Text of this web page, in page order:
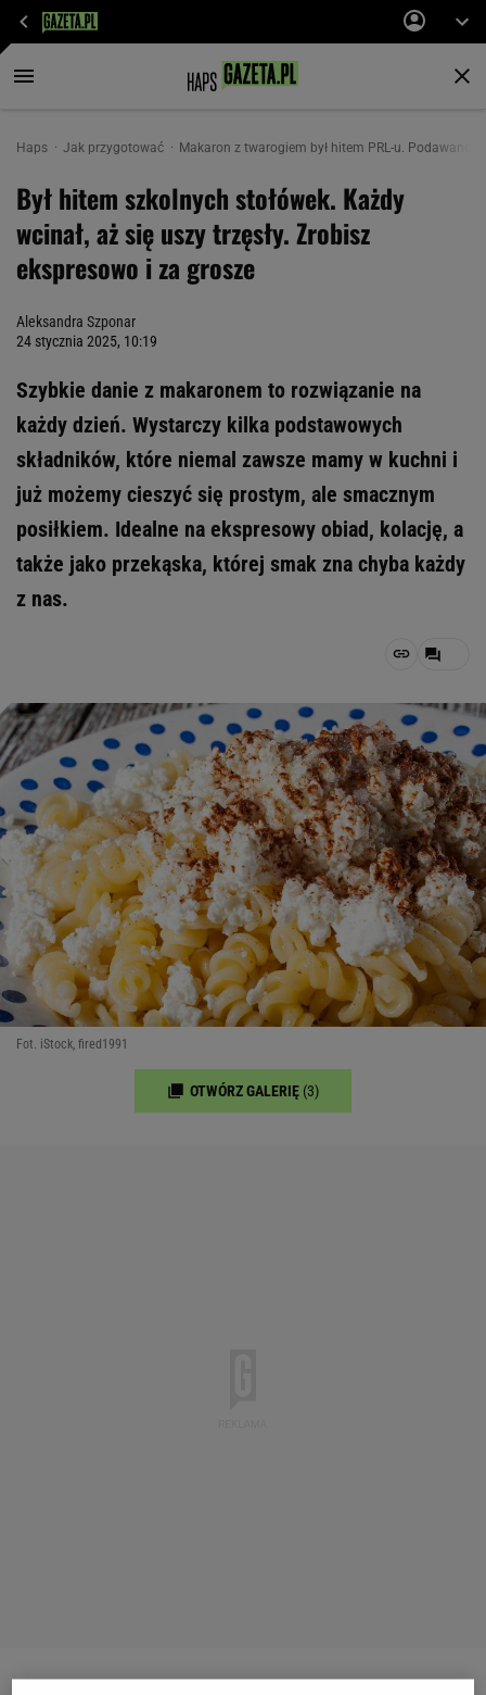
Haps Jak przygotować Makaron z twarogiem był hitem PRL-u. Podawano
Był hitem szkolnych stołówek. Każdy
wcinał, aż się uszy trzęsły. Zrobisz
ekspresowo i za grosze
Aleksandra Szponar
24 stycznia 2025, 10:19
Szybkie danie z makaronem to rozwiązanie na
każdy dzień. Wystarczy kilka podstawowych
składników, które niemal zawsze mamy w kuchni i
już możemy cieszyć się prostym, ale smacznym
posiłkiem. Idealne na ekspresowy obiad, kolację, a
także jako przekąska, której smak zna chyba każdy
z nas.
Fot. iStock, fired1991
OTWÓRZ GALERIĘ (3)